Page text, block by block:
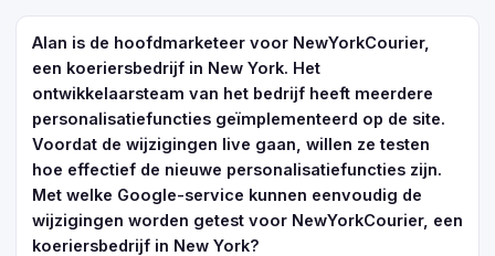
Alan is de hoofdmarketeer voor NewYorkCourier,
een koeriersbedrijf in New York. Het
ontwikkelaarsteam van het bedrijf heeft meerdere
personalisatiefuncties geïmplementeerd op de site.
Voordat de wijzigingen live gaan, willen ze testen
hoe effectief de nieuwe personalisatiefuncties zijn.
Met welke Google-service kunnen eenvoudig de
wijzigingen worden getest voor NewYorkCourier, een
koeriersbedrijf in New York?